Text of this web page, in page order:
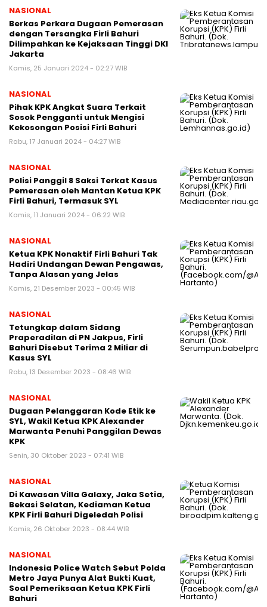
NASIONAL
Berkas Perkara Dugaan Pemerasan
dengan Tersangka Firli Bahuri
Dilimpahkan ke Kejaksaan Tinggi DKI
Jakarta
Kamis, 25 Januari 2024 - 02:27 WIB
NASIONAL
Pihak KPK Angkat Suara Terkait
Sosok Pengganti untuk Mengisi
Kekosongan Posisi Firli Bahuri
Rabu, 17 Januari 2024 - 04:27 WIB
NASIONAL
Polisi Panggil 8 Saksi Terkat Kasus
Pemerasan oleh Mantan Ketua KPK
Firli Bahuri, Termasuk SYL
Kamis, 11 Januari 2024 - 06:22 WIB
NASIONAL
Ketua KPK Nonaktif Firli Bahuri Tak
Hadiri Undangan Dewan Pengawas,
Tanpa Alasan yang Jelas
Kamis, 21 Desember 2023 - 00:45 WIB
NASIONAL
Tetungkap dalam Sidang
Praperadilan di PN Jakpus, Firli
Bahuri Disebut Terima 2 Miliar di
Kasus SYL
Rabu, 13 Desember 2023 - 08:46 WIB
NASIONAL
Dugaan Pelanggaran Kode Etik ke
SYL, Wakil Ketua KPK Alexander
Marwanta Penuhi Panggilan Dewas
KPK
Senin, 30 Oktober 2023 - 07:41 WIB
NASIONAL
Di Kawasan Villa Galaxy, Jaka Setia,
Bekasi Selatan, Kediaman Ketua
KPK Firli Bahuri Digeledah Polisi
Kamis, 26 Oktober 2023 - 08:44 WIB
NASIONAL
Indonesia Police Watch Sebut Polda
Metro Jaya Punya Alat Bukti Kuat,
Soal Pemeriksaan Ketua KPK Firli
Bahuri